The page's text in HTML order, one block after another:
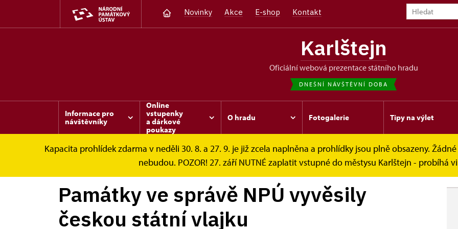
Novinky Akce E-shop Kontakt
Karlštejn
oficiální webová prezentace státního hradu
DNEŠNÍ NÁVŠTĚVNÍ DOBA
Informace pro
návštěvníky
Online
vstupenky
a dárkové
poukazy
O hradu Fotogalerie Tipy na výlet
Kapacita prohlídek zdarma v neděli 30. 8. a 27. 9. je již zcela naplněna a prohlídky jsou plně obsazeny.
nebudou. POZOR! 27. září NUTNÉ zaplatit vstupné do městysu Karlštejn - probíhá
Karlštejn Zprávy Památky ve správě NPÚ vyvěsily...
Památky ve správě NPÚ vyvěsily
českou státní vlajku